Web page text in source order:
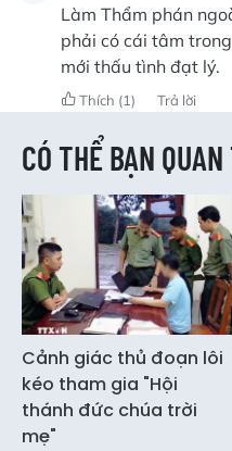
Làm Thẩm phán
phải có cái tâm
mới thấu tình đạt lý.
Thích (1) Trả lời
CÓ THỂ BẠN QUAN
Cảnh giác thủ đoạn lôi
kéo tham gia "Hội
thánh đức chúa trời
mẹ"